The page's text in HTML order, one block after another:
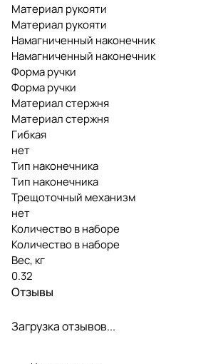
Материал рукояти
Материал рукояти
Намагниченный наконечник
Намагниченный наконечник
Форма ручки
Форма ручки
Материал стержня
Материал стержня
Гибкая
нет
Тип наконечника
Тип наконечника
Трещоточный механизм
нет
Количество в наборе
Количество в наборе
Вес, кг
0.32
Отзывы
Загрузка отзывов...